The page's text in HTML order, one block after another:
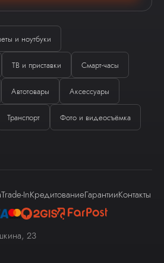
и ноутбуки
ТВ и приставки Смарт-часы
Автотовары Аксессуары
Транспорт Фото и видеосъёмка
Trade-InКредитованиеГарантииКонтакты
23
помощник
Я — виртуальный
помощник Ева.